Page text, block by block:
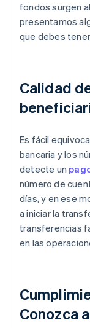
fondos surgen
presentamos
que debes
Calidad
Es fácil
bancaria y los
detecte un
número de
días, y en ese
a iniciar la
transferencias
en las
Conozca